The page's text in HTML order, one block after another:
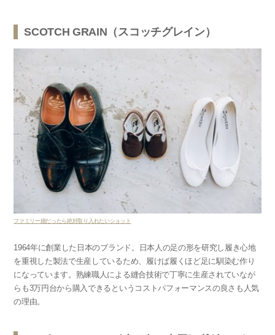
SCOTCH GRAIN（スコッチグレイン）
ファミリー婚だったら絶対取り入れたいショット
1964年に創業した日本のブランド。日本人の足の形を研究し履き心地
を重視した製法で生産しているため、履けば履くほど足に馴染む作り
になっています。熟練職人による縫合技術で丁寧に生産されていなが
らも3万円台から購入できるというコストパフォーマンスの良さも人気
の理由。